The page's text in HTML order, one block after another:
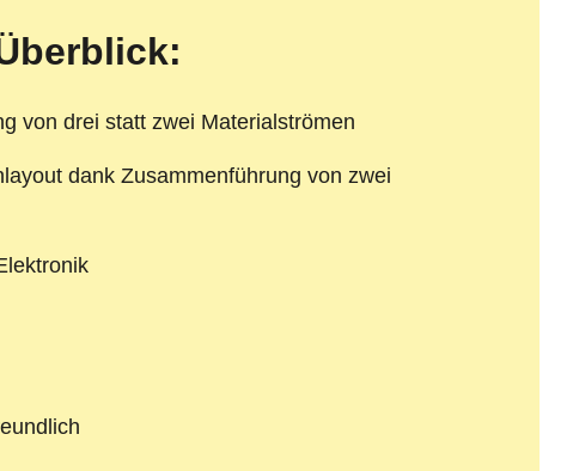
von drei statt zwei Materialströmen
dank Zusammenführung von zwei